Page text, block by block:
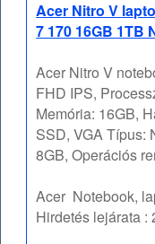
Acer Nitro V
7 170 16GB 1TB
Acer Nitro V
FHD IPS,
Memória: 16GB,
SSD, VGA Típus:
8GB, Operációs
Acer Notebook,
Hirdetés lejárata :